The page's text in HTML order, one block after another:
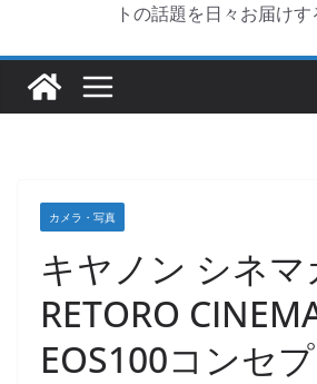
トの話題を日々お届け
カメラ・写真
キヤノン シネマ
RETORO
EOS100コンセ